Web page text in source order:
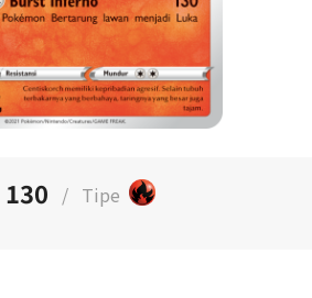
130 / Tipe